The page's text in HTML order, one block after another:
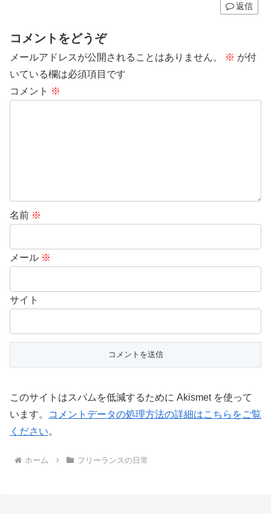
返信
コメントをどうぞ
メールアドレスが公開されることはありません。 ※ が付
いている欄は必須項目です
コメント ※
名前 ※
メール ※
サイト
このサイトはスパムを低減するために Akismet を使って
います。
コメントデータの処理方法の詳細はこちらをご覧
ください。
ホーム フリーランスの日常